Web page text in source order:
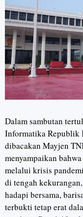
Dalam sambutan
Informatika Republik
dibacakan Mayjen
menyampaikan
melalui krisis
di tengah
hadapi bersama,
terbukti tetap erat